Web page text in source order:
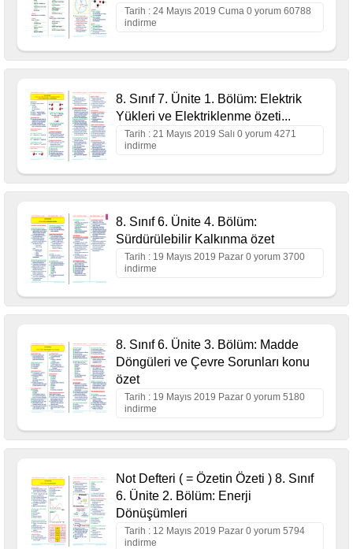
Tarih : 24 Mayıs 2019 Cuma 0 yorum 60788
indirme
8. Sınıf 7. Ünite 1. Bölüm: Elektrik
Yükleri ve Elektriklenme özeti...
Tarih : 21 Mayıs 2019 Salı 0 yorum 4271
indirme
8. Sınıf 6. Ünite 4. Bölüm:
Sürdürülebilir Kalkınma özet
Tarih : 19 Mayıs 2019 Pazar 0 yorum 3700
indirme
8. Sınıf 6. Ünite 3. Bölüm: Madde
Döngüleri ve Çevre Sorunları konu
özet
Tarih : 19 Mayıs 2019 Pazar 0 yorum 5180
indirme
Not Defteri ( = Özetin Özeti ) 8. Sınıf
6. Ünite 2. Bölüm: Enerji
Dönüşümleri
Tarih : 12 Mayıs 2019 Pazar 0 yorum 5794
indirme